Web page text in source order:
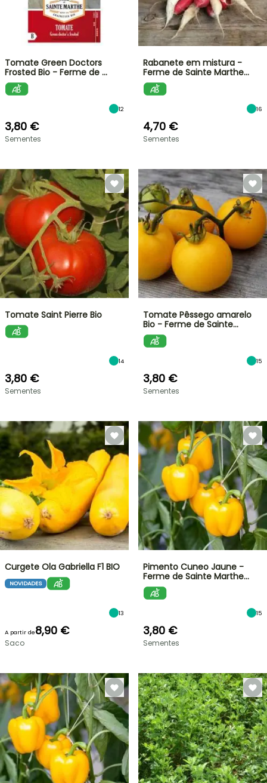
Tomate Green Doctors
Frosted Bio - Ferme de …
12
3,80 €
Sementes
Rabanete em mistura -
Ferme de Sainte Marthe…
16
4,70 €
Sementes
Tomate Saint Pierre Bio
14
3,80 €
Sementes
Tomate Pêssego amarelo
Bio - Ferme de Sainte…
15
3,80 €
Sementes
Curgete Ola Gabriella F1 BIO
NOVIDADES
13
A partir de8,90 €
Saco
Pimento Cuneo Jaune -
Ferme de Sainte Marthe…
15
3,80 €
Sementes